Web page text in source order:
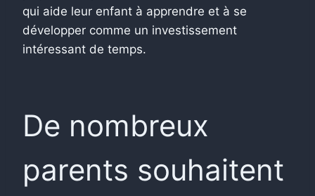
qui aide leur enfant à apprendre et à se
développer comme un investissement
intéressant de temps.
De nombreux
parents souhaitent